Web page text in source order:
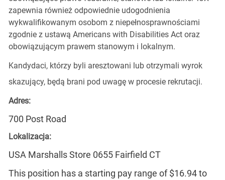
zapewnia również odpowiednie udogodnienia
wykwalifikowanym osobom z niepełnosprawnościami
zgodnie z ustawą Americans with Disabilities Act oraz
obowiązującym prawem stanowym i lokalnym.
Kandydaci, którzy byli aresztowani lub otrzymali wyrok
skazujący, będą brani pod uwagę w procesie rekrutacji.
Adres:
700 Post Road
Lokalizacja:
USA Marshalls Store 0655 Fairfield CT
This position has a starting pay range of $16.94 to